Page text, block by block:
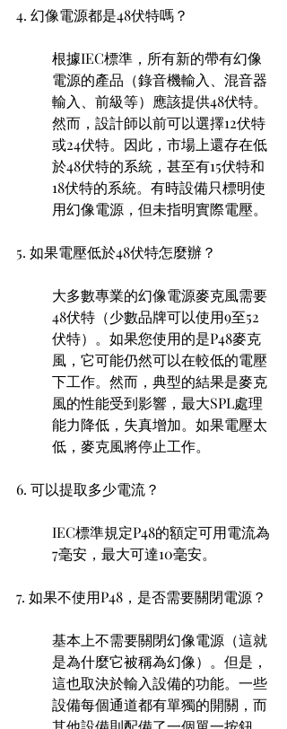
4. 幻像電源都是48伏特嗎？
根據IEC標準，所有新的帶有幻像
電源的產品（錄音機輸入、混音器
輸入、前級等）應該提供48伏特。
然而，設計師以前可以選擇12伏特
或24伏特。因此，市場上還存在低
於48伏特的系統，甚至有15伏特和
18伏特的系統。有時設備只標明使
用幻像電源，但未指明實際電壓。
5. 如果電壓低於48伏特怎麼辦？
大多數專業的幻像電源麥克風需要
48伏特（少數品牌可以使用9至52
伏特）。如果您使用的是P48麥克
風，它可能仍然可以在較低的電壓
下工作。然而，典型的結果是麥克
風的性能受到影響，最大SPL處理
能力降低，失真增加。如果電壓太
低，麥克風將停止工作。
6. 可以提取多少電流？
IEC標準規定P48的額定可用電流為
7毫安，最大可達10毫安。
7. 如果不使用P48，是否需要關閉電源？
基本上不需要關閉幻像電源（這就
是為什麼它被稱為幻像）。但是，
這也取決於輸入設備的功能。一些
設備每個通道都有單獨的開關，而